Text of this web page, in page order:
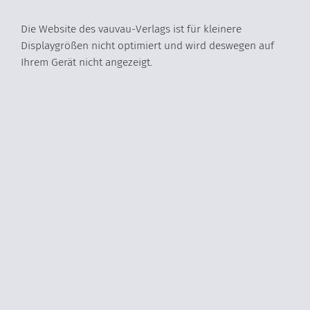
Die Website des vauvau-Verlags ist für kleinere
Displaygrößen nicht optimiert und wird deswegen auf
Ihrem Gerät nicht angezeigt.